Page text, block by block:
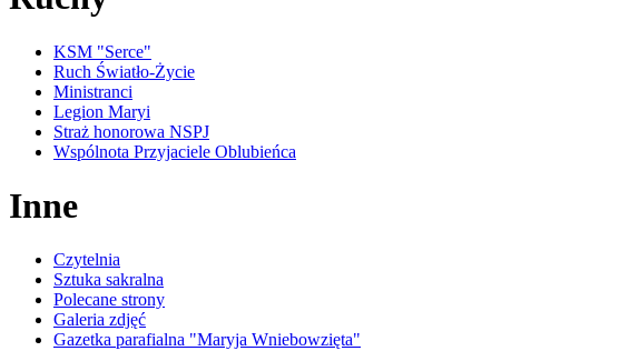
KSM "Serce"
Ruch Światło-Życie
Ministranci
Legion Maryi
Straż honorowa NSPJ
Wspólnota Przyjaciele Oblubieńca
Inne
Czytelnia
Sztuka sakralna
Polecane strony
Galeria zdjęć
Gazetka parafialna "Maryja Wniebowzięta"